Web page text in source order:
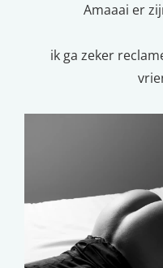
Amaaai er
ik ga zeker